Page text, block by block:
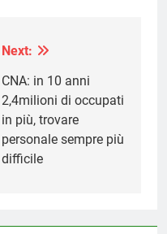
Next:
CNA: in 10 anni
2,4milioni di occupati
in più, trovare
personale sempre più
difficile